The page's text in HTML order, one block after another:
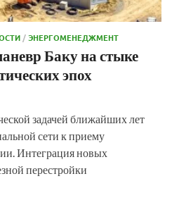
/ЭНЕРГОМЕНЕДЖМЕНТ
Баку на стыке
эпох
задачей ближайших лет
сети к приему
Интеграция новых
перестройки